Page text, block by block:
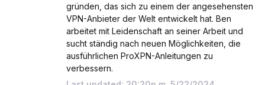
gründen, das sich zu einem der angesehensten
VPN-Anbieter der Welt entwickelt hat. Ben
arbeitet mit Leidenschaft an seiner Arbeit und
sucht ständig nach neuen Möglichkeiten, die
ausführlichen ProXPN-Anleitungen zu
verbessern.